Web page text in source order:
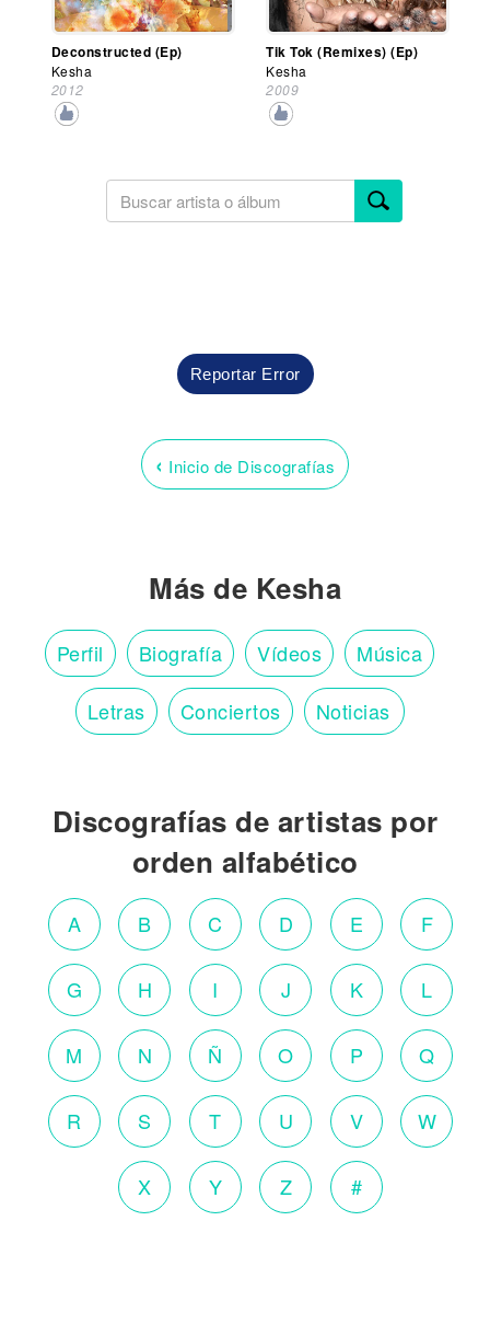
Deconstructed (Ep)
Kesha
2012
Tik Tok (Remixes) (Ep)
Kesha
2009
Reportar Error
‹ Inicio de Discografías
Más de Kesha
Perfil Biografía Vídeos Música
Letras Conciertos Noticias
Discografías de artistas por
orden alfabético
A B C D E F
G H I J K L
M N Ñ O P Q
R S T U V W
X Y Z #